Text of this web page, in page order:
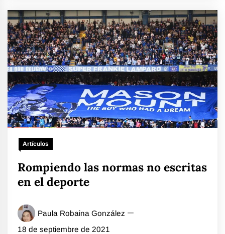
Artículos
Rompiendo las normas no escritas
en el deporte
Paula Robaina González
18 de septiembre de 2021